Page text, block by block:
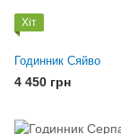
Хіт
Годинник Сяйво
4 450 грн